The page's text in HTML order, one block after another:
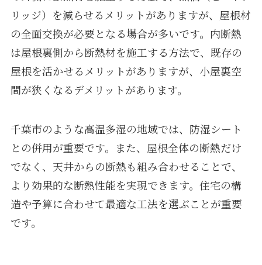
リッジ）を減らせるメリットがありますが、屋根材
の全面交換が必要となる場合が多いです。内断熱
は屋根裏側から断熱材を施工する方法で、既存の
屋根を活かせるメリットがありますが、小屋裏空
間が狭くなるデメリットがあります。
千葉市のような高温多湿の地域では、防湿シート
との併用が重要です。また、屋根全体の断熱だけ
でなく、天井からの断熱も組み合わせることで、
より効果的な断熱性能を実現できます。住宅の構
造や予算に合わせて最適な工法を選ぶことが重要
です。